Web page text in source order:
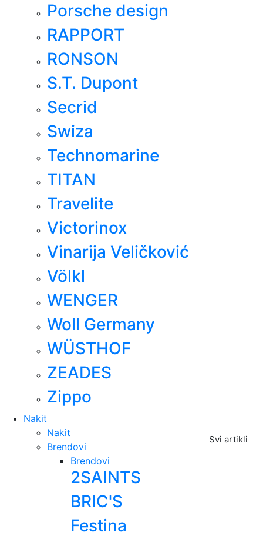
Porsche design
RAPPORT
RONSON
S.T. Dupont
Secrid
Swiza
Technomarine
TITAN
Travelite
Victorinox
Vinarija Veličković
Völkl
WENGER
Woll Germany
WÜSTHOF
ZEADES
Zippo
Nakit
Svi artikli
Nakit
Brendovi
Brendovi
2SAINTS
BRIC'S
Festina